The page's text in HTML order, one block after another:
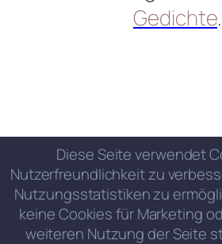
Gedichte.
Diese Seite verwendet
Nutzerfreundlichkeit zu
Nutzungsstatistiken zu
keine Cookies für Marketing
weiteren Nutzung der Seite